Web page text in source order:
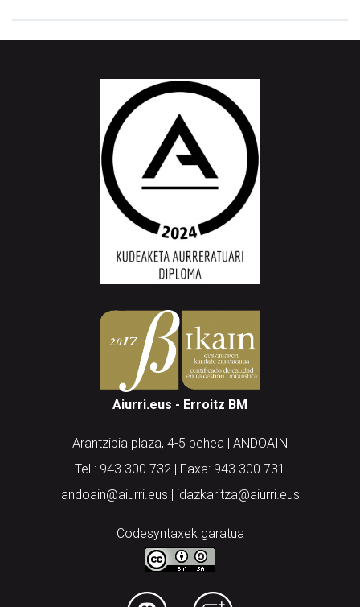
Aiurri.eus - Erroitz BM
Arantzibia plaza, 4-5 behea | ANDOAIN
Tel.: 943 300 732 | Faxa: 943 300 731
andoain@aiurri.eus | idazkaritza@aiurri.eus
Codesyntaxek garatua